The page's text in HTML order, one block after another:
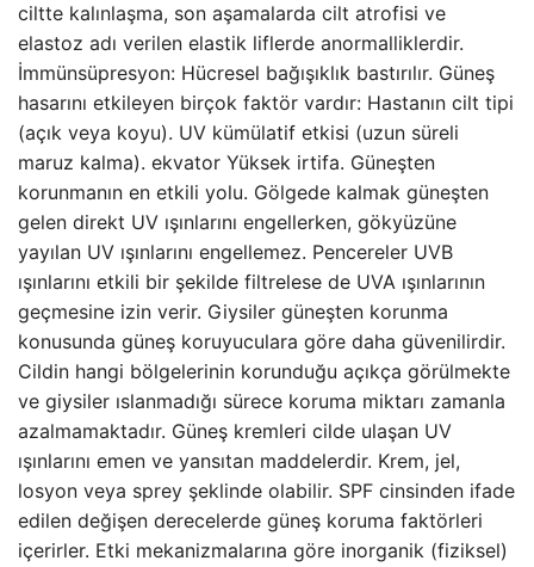
ciltte kalınlaşma, son aşamalarda cilt atrofisi ve
elastoz adı verilen elastik liflerde anormalliklerdir.
İmmünsüpresyon: Hücresel bağışıklık bastırılır. Güneş
hasarını etkileyen birçok faktör vardır: Hastanın cilt tipi
(açık veya koyu). UV kümülatif etkisi (uzun süreli
maruz kalma). ekvator Yüksek irtifa. Güneşten
korunmanın en etkili yolu. Gölgede kalmak güneşten
gelen direkt UV ışınlarını engellerken, gökyüzüne
yayılan UV ışınlarını engellemez. Pencereler UVB
ışınlarını etkili bir şekilde filtrelese de UVA ışınlarının
geçmesine izin verir. Giysiler güneşten korunma
konusunda güneş koruyuculara göre daha güvenilirdir.
Cildin hangi bölgelerinin korunduğu açıkça görülmekte
ve giysiler ıslanmadığı sürece koruma miktarı zamanla
azalmamaktadır. Güneş kremleri cilde ulaşan UV
ışınlarını emen ve yansıtan maddelerdir. Krem, jel,
losyon veya sprey şeklinde olabilir. SPF cinsinden ifade
edilen değişen derecelerde güneş koruma faktörleri
içerirler. Etki mekanizmalarına göre inorganik (fiziksel)